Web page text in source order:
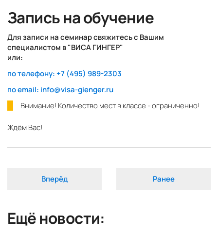
Запись на обучение
Для записи на семинарсвяжитесь с Вашим
специалистом в "ВИСА ГИНГЕР"
или:
по телефону: +7 (495) 989-2303
по email: info@visa-gienger.ru
Внимание! Количество мест в классе - ограниченно!
Ждём Вас!
Вперёд Ранее
Ещё новости: